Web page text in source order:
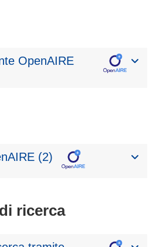
OpenAIRE
(2)
ricerca